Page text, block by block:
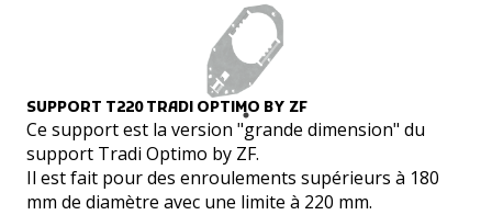
SUPPORT T220 TRADI OPTIMO BY ZF
Ce support est la version "grande dimension" du
support Tradi Optimo by ZF.
Il est fait pour des enroulements supérieurs à 180
mm de diamètre avec une limite à 220 mm.